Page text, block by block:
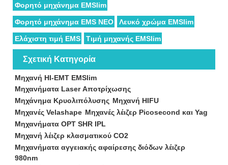
Φορητό μηχάνημα EMSlim
Φορητό μηχάνημα EMS NEO Λευκό χρώμα EMSlim
Ελάχιστη τιμή EMS Τιμή μηχανής EMSlim
Σχετική Κατηγορία
Μηχανή HI-EMT EMSlim
Μηχανήματα Laser Αποτρίχωσης
Μηχάνημα Κρυολιπόλυσης Μηχανή HIFU
Μηχανές Velashape Μηχανές λέιζερ Picosecond και Yag
Μηχανήματα OPT SHR IPL
Μηχανή λέιζερ κλασματικού CO2
Μηχανήματα αγγειακής αφαίρεσης διόδων λέιζερ
980nm